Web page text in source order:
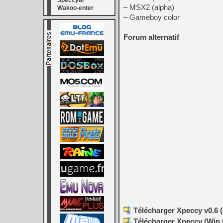
Wakoo-enter
– MSX2 (alpha)
– Gameboy color
Forum alternatif
Télécharger Xpeccy v0.6
Télécharger Xpeccy (Win